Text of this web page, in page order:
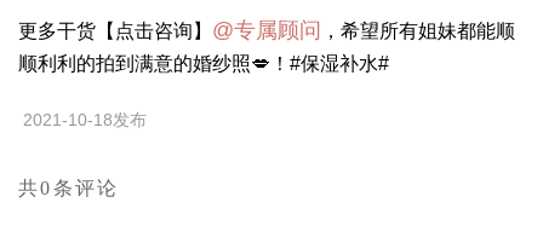
更多干货【点击咨询】 @专属顾问 ，希望所有姐妹都能顺
顺利利的拍到满意的婚纱照💋！#保湿补水#
2021-10-18发布
共0条评论